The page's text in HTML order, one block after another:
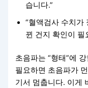
습니다.”
“혈액검사 수치가
뀐 건지 확인이 필
초음파는 “형태”에
필요하면 초음파가
기서 멈춥니다. 이게